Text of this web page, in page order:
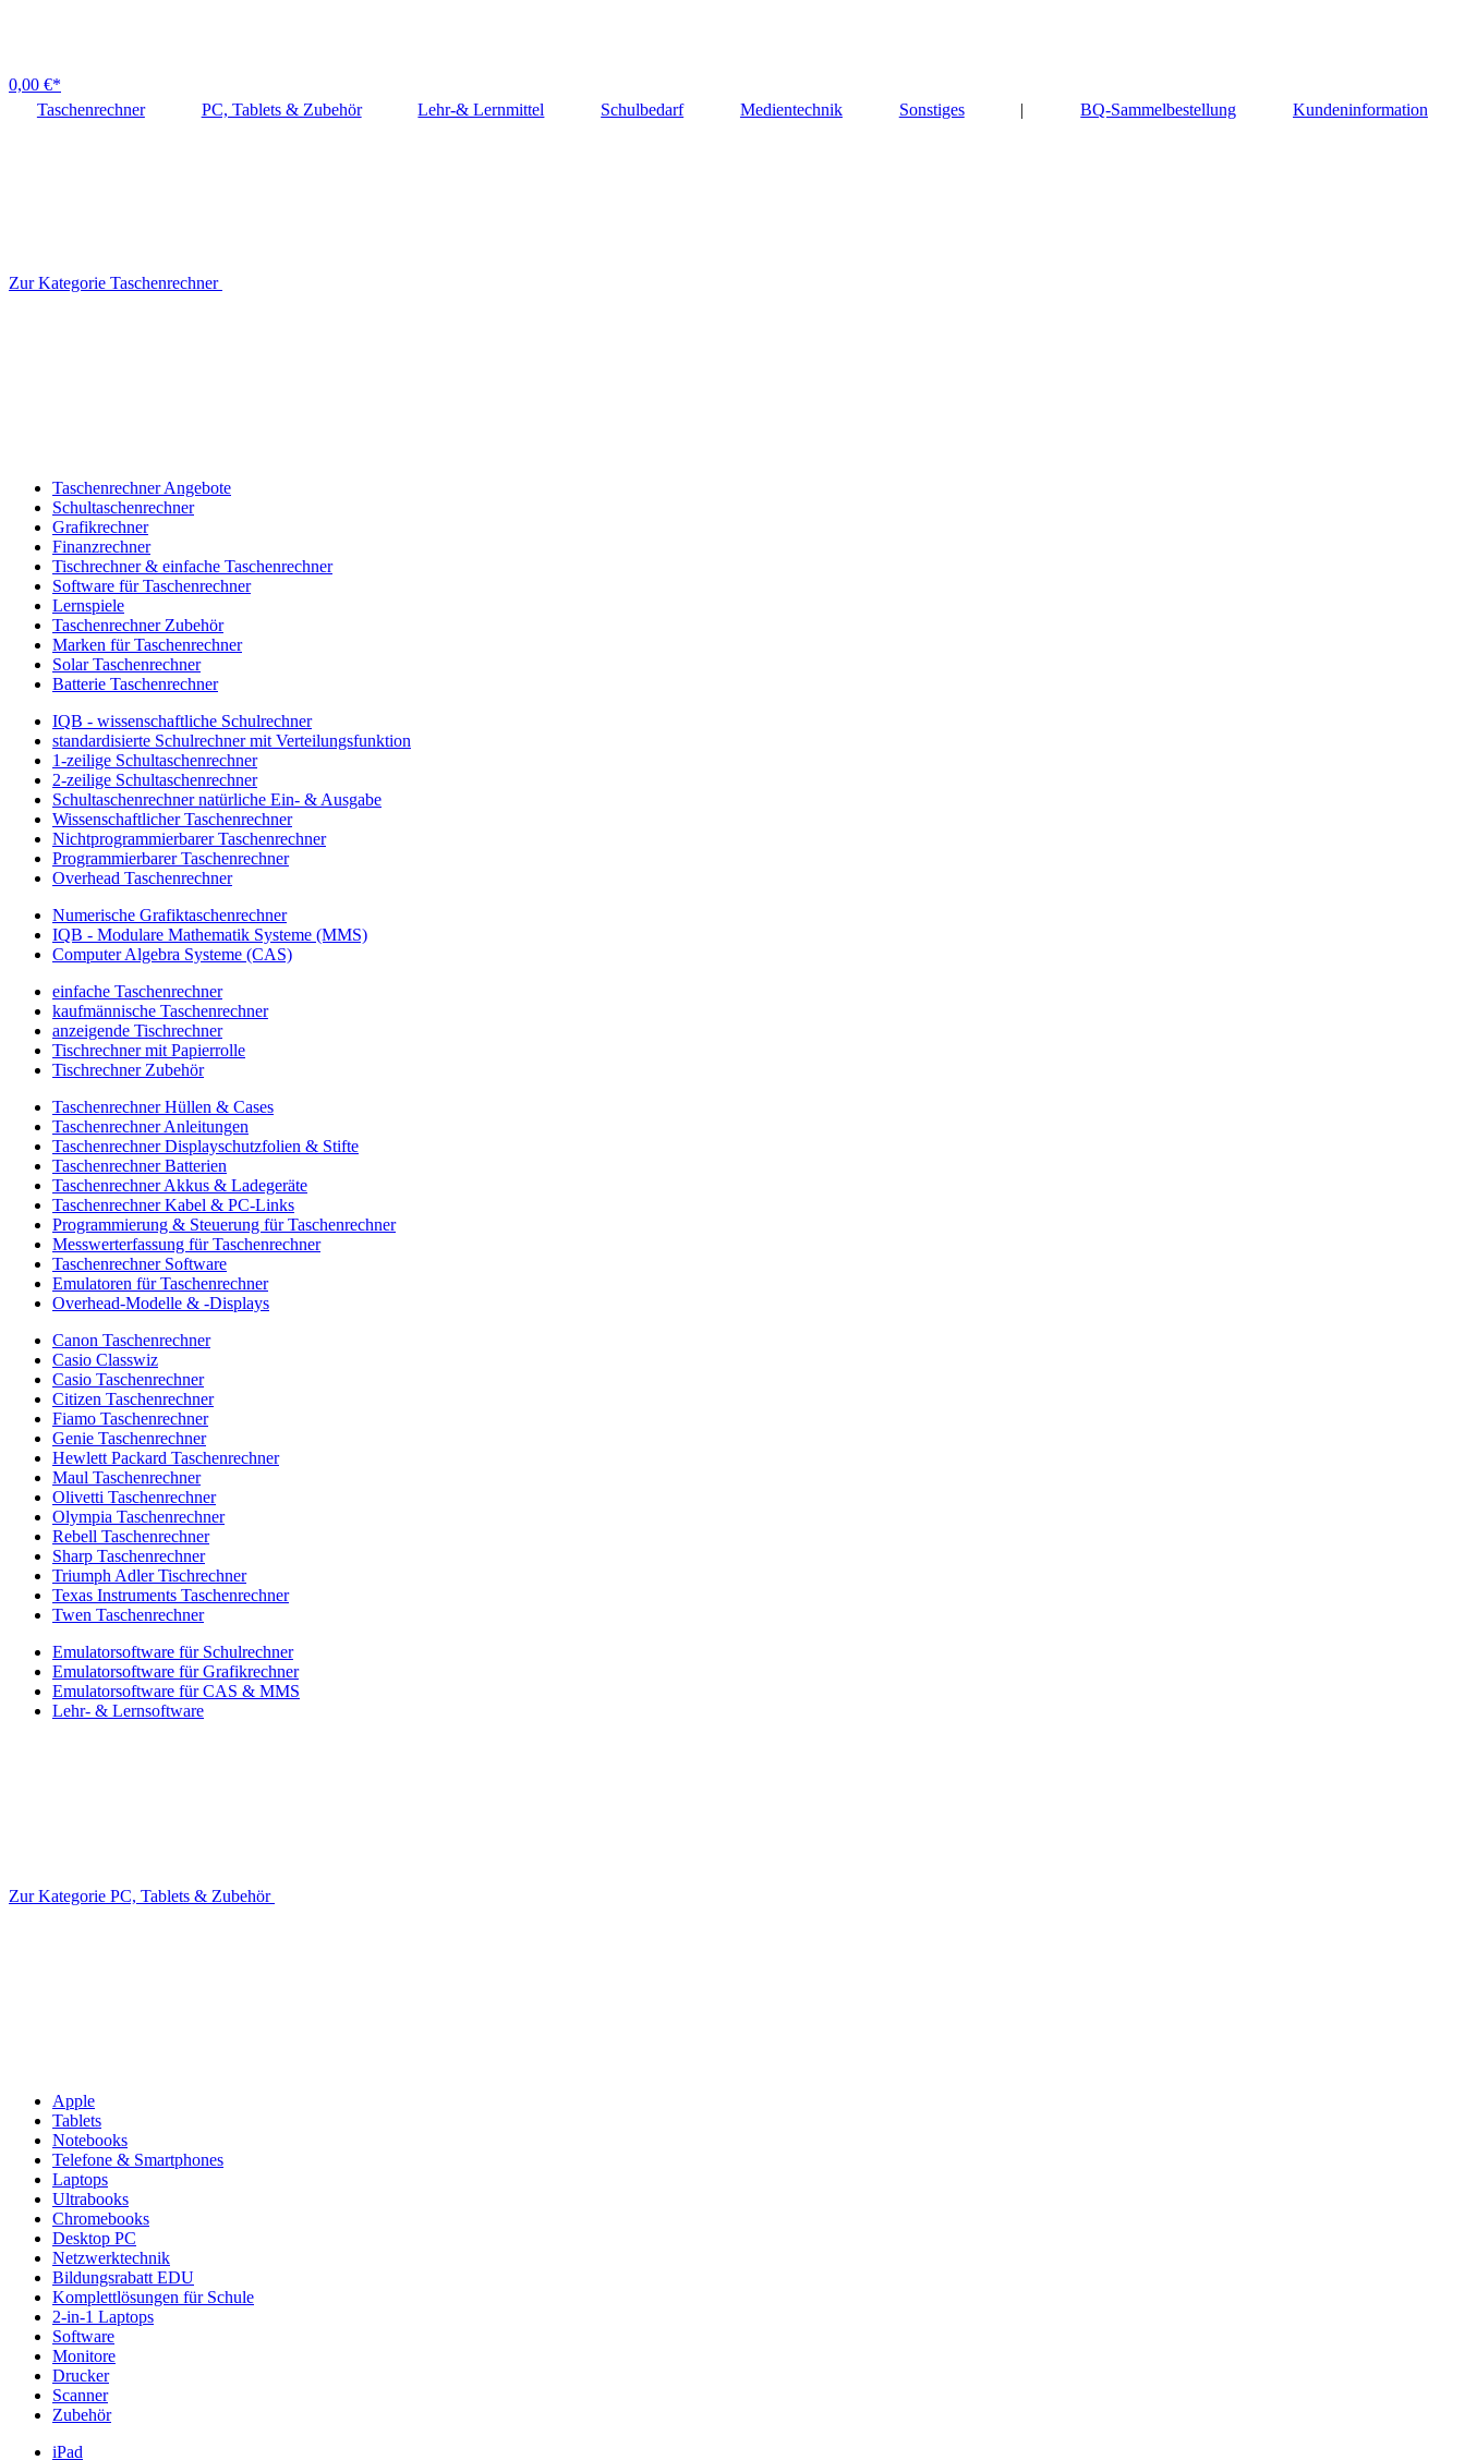
0,00 €*
Taschenrechner
PC, Tablets & Zubehör Lehr-& Lernmittel Schulbedarf Medientechnik Sonstiges | BQ-Sammelbestellung Kundeninformation
Zur Kategorie Taschenrechner
Taschenrechner Angebote
Schultaschenrechner
Grafikrechner
Finanzrechner
Tischrechner & einfache Taschenrechner
Software für Taschenrechner
Lernspiele
Taschenrechner Zubehör
Marken für Taschenrechner
Solar Taschenrechner
Batterie Taschenrechner
IQB - wissenschaftliche Schulrechner
standardisierte Schulrechner mit Verteilungsfunktion
1-zeilige Schultaschenrechner
2-zeilige Schultaschenrechner
Schultaschenrechner natürliche Ein- & Ausgabe
Wissenschaftlicher Taschenrechner
Nichtprogrammierbarer Taschenrechner
Programmierbarer Taschenrechner
Overhead Taschenrechner
Numerische Grafiktaschenrechner
IQB - Modulare Mathematik Systeme (MMS)
Computer Algebra Systeme (CAS)
einfache Taschenrechner
kaufmännische Taschenrechner
anzeigende Tischrechner
Tischrechner mit Papierrolle
Tischrechner Zubehör
Taschenrechner Hüllen & Cases
Taschenrechner Anleitungen
Taschenrechner Displayschutzfolien & Stifte
Taschenrechner Batterien
Taschenrechner Akkus & Ladegeräte
Taschenrechner Kabel & PC-Links
Programmierung & Steuerung für Taschenrechner
Messwerterfassung für Taschenrechner
Taschenrechner Software
Emulatoren für Taschenrechner
Overhead-Modelle & -Displays
Canon Taschenrechner
Casio Classwiz
Casio Taschenrechner
Citizen Taschenrechner
Fiamo Taschenrechner
Genie Taschenrechner
Hewlett Packard Taschenrechner
Maul Taschenrechner
Olivetti Taschenrechner
Olympia Taschenrechner
Rebell Taschenrechner
Sharp Taschenrechner
Triumph Adler Tischrechner
Texas Instruments Taschenrechner
Twen Taschenrechner
Emulatorsoftware für Schulrechner
Emulatorsoftware für Grafikrechner
Emulatorsoftware für CAS & MMS
Lehr- & Lernsoftware
Zur Kategorie PC, Tablets & Zubehör
Apple
Tablets
Notebooks
Telefone & Smartphones
Laptops
Ultrabooks
Chromebooks
Desktop PC
Netzwerktechnik
Bildungsrabatt EDU
Komplettlösungen für Schule
2-in-1 Laptops
Software
Monitore
Drucker
Scanner
Zubehör
iPad